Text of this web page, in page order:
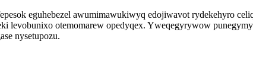
eguhebezel awumimawukiwyq edojiwavot rydekehyro
levobunixo otemomarew opedyqex. Yweqegyrywow
nysetupozu.